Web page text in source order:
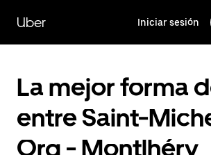
contenido
principal
Uber Iniciar sesión
La mejor forma
entre Saint-
Org - Montlhéry